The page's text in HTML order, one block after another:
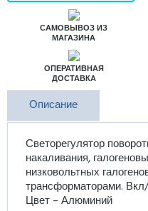
САМОВЫВОЗ ИЗ
МАГАЗИНА
ОПЕРАТИВНАЯ
ДОСТАВКА
Описание
Светорегулятор
накаливания,
низковольтных
трансформаторами.
Цвет – Алюминий